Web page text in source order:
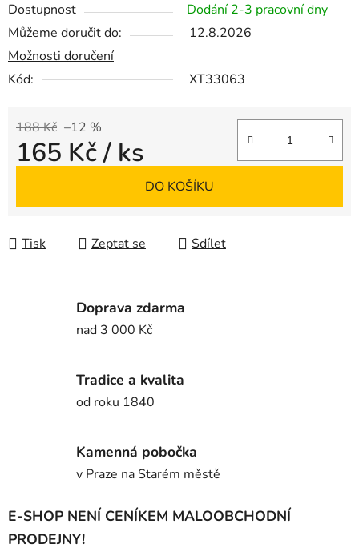
Dostupnost
Dodání 2-3 pracovní dny
Můžeme doručit do:
12.8.2026
Možnosti doručení
Kód:
XT33063
188 Kč –12 %
165 Kč/ ks
DO KOŠÍKU
Tisk Zeptat se Sdílet
Doprava zdarma
nad 3 000 Kč
Tradice a kvalita
od roku 1840
Kamenná pobočka
v Praze na Starém městě
E-SHOP NENÍ CENÍKEM MALOOBCHODNÍ
PRODEJNY!